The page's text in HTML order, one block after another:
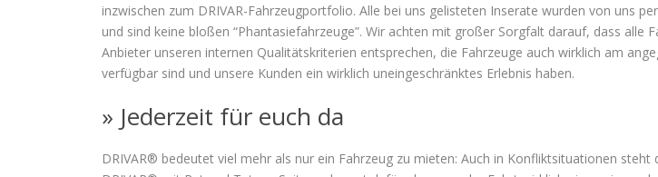
inzwischen zum DRIVAR-Fahrzeugportfolio. Alle bei uns gelisteten Inserate wurden von uns
und sind keine bloßen “Phantasiefahrzeuge”. Wir achten mit großer Sorgfalt darauf, dass alle
Anbieter unseren internen Qualitätskriterien entsprechen, die Fahrzeuge auch wirklich am
verfügbar sind und unsere Kunden ein wirklich uneingeschränktes Erlebnis haben.
» Jederzeit für euch da
DRIVAR® bedeutet viel mehr als nur ein Fahrzeug zu mieten: Auch in Konfliktsituationen steht